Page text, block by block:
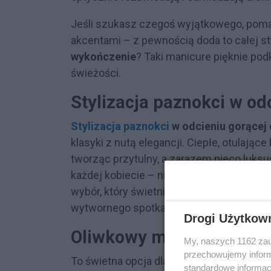
Jeśli szukasz czegoś wyjątkowego,
akcentami – z pewnością doda to całej
wykończenie? Taki manicure pięknie
świeżości.
Stylizacja paznokci w
Stylizacja paznokci w odcieniu gorącej
klasyki z nutą elegancji. Ciepłe,
tworząc przytulny, a zarazem nieco
każdej kobiecie – niezależnie od koloru
wybór, który świetnie sprawdzi się
wytwornego spotkania.
Oliwkowy modny
To świetna opcja dla tych, którzy chcą
Drogi
My, naszych 1162
przechowujemy
standardowe